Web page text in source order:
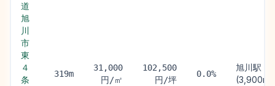
道
旭
川
市
東
４
条
319m
31,000
円/㎡
102,500
円/坪
0.0%
旭川駅
(3,900m)